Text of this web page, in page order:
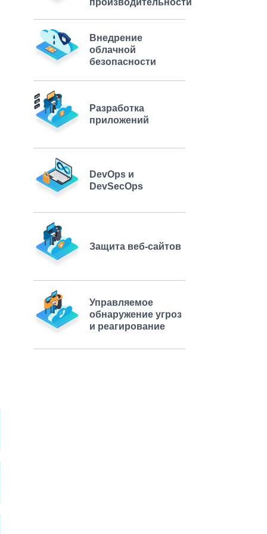
Внедрение
облачной
безопасности
Разработка
приложений
DevOps и
DevSecOps
Защита веб-сайтов
Управляемое
обнаружение угроз
и реагирование